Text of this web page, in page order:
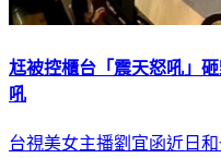
尪被控櫃台「震天怒吼」
吼
台視美女主播劉宜函近日